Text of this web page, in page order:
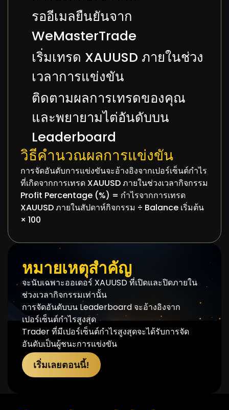
รออีเมลยืนยันจาก
WeMasterTrade
เริ่มเทรด XAUUSD ภายในช่วง
เวลาการแข่งขัน
ติดตามผลการเทรดของคุณ
และพยายามไต่อันดับบน
Leaderboard
วิธีคำนวณผลการแข่งขัน
การจัดอันดับการแข่งขันจะอ้างอิงจากเปอร์เซ็นต์กำไร
ที่เกิดจากการเทรด XAUUSD ภายในช่วงเวลากิจกรรม
Profit Percentage (%) = กำไรจากการเทรด
XAUUSD ภายในสัปดาห์กิจกรรม ÷ Balance เริ่มต้น
× 100
หมายเหตุสำคัญ
จะนับเฉพาะออเดอร์ XAUUSD ที่เปิดและปิดภายใน
ช่วงเวลากิจกรรมเท่านั้น
การจัดอันดับบน Leaderboard จะอ้างอิงจาก
เปอร์เซ็นต์กำไรสูงสุด
Trader ที่มีเปอร์เซ็นต์กำไรสูงสุดจะได้รับการจัด
อันดับเป็นผู้ชนะการแข่งขัน
เริ่มเลยตอนนี้!